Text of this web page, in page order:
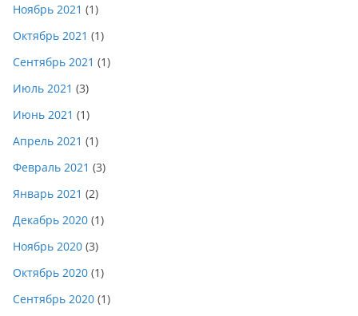
Ноябрь 2021 (1)
Октябрь 2021 (1)
Сентябрь 2021 (1)
Июль 2021 (3)
Июнь 2021 (1)
Апрель 2021 (1)
Февраль 2021 (3)
Январь 2021 (2)
Декабрь 2020 (1)
Ноябрь 2020 (3)
Октябрь 2020 (1)
Сентябрь 2020 (1)